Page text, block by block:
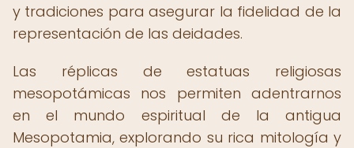
y tradiciones para asegurar la fidelidad de la
representación de las deidades.
Las réplicas de estatuas religiosas
mesopotámicas nos permiten adentrarnos
en el mundo espiritual de la antigua
Mesopotamia, explorando su rica mitología y